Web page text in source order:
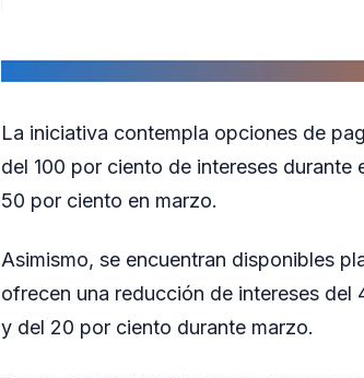
La iniciativa contempla opciones de
del 100 por ciento de intereses
50 por ciento en marzo.
Asimismo, se encuentran disponibles
ofrecen una reducción de intereses
y del 20 por ciento durante marzo.